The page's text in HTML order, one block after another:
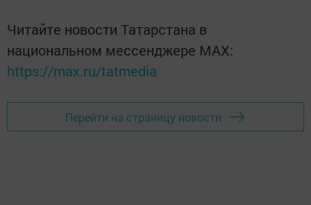
Читайте новости Татарстана в
национальном мессенджере MАХ:
https://max.ru/tatmedia
Перейти на страницу новости